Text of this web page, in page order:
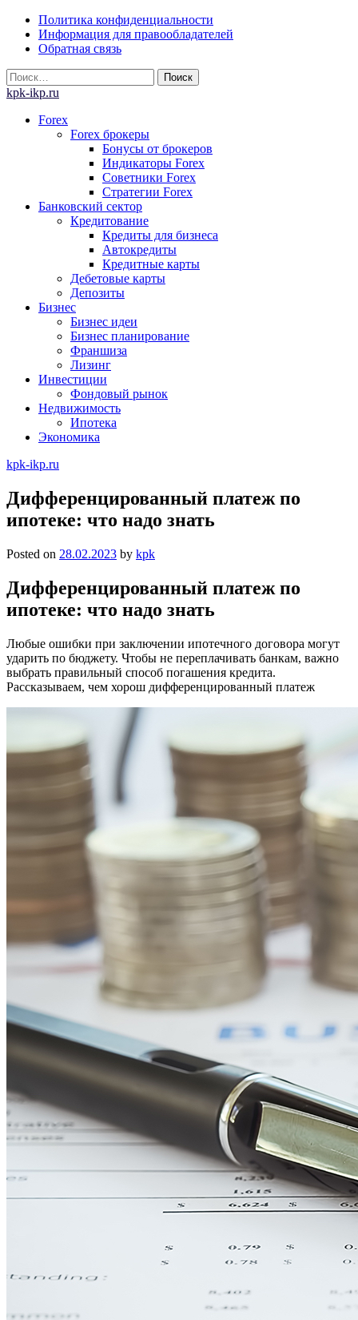
Skip
content
Политика конфиденциальности
Информация для правообладателей
Обратная связь
Найти:
kpk-ikp.ru
Forex
Forex брокеры
Бонусы от брокеров
Индикаторы Forex
Советники Forex
Стратегии Forex
Банковский сектор
Кредитование
Кредиты для бизнеса
Автокредиты
Кредитные карты
Дебетовые карты
Депозиты
Бизнес
Бизнес идеи
Бизнес планирование
Франшиза
Лизинг
Инвестиции
Фондовый рынок
Недвижимость
Ипотека
Экономика
kpk-ikp.ru
Дифференцированный платеж по
ипотеке: что надо знать
Posted on 28.02.2023 by kpk
Дифференцированный платеж по
ипотеке: что надо знать
Любые ошибки при заключении ипотечного договора могут
ударить по бюджету. Чтобы не переплачивать банкам, важно
выбрать правильный способ погашения кредита.
Рассказываем, чем хорош дифференцированный платеж